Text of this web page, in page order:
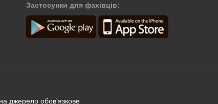
Застосунки для фахівців:
джерело обов'язкове